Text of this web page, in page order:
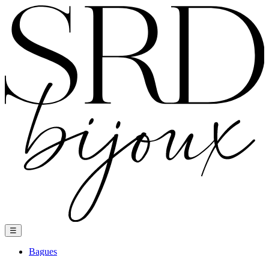
Basculer
la
navigation
☰
Bagues